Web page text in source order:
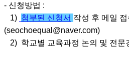
- 신청방법 :
1) 첨부된 신청서 작성 후 메일 접
(seochoequal@naver.com)
2) 학교별 교육과정 논의 및 전문